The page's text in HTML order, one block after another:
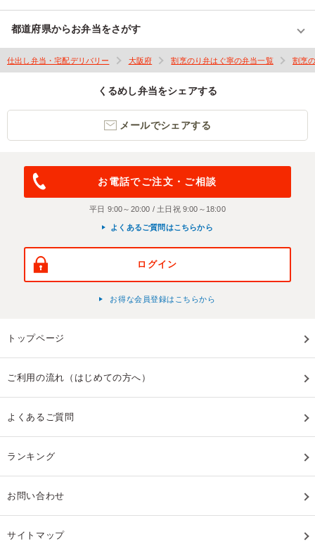
都道府県からお弁当をさがす
仕出し弁当・宅配デリバリー 大阪府 割烹のり弁はぐ寧の弁当一覧 割烹
くるめし弁当をシェアする
メールでシェアする
お電話でご注文・ご相談
平日 9:00～20:00 / 土日祝 9:00～18:00
よくあるご質問はこちらから
ログイン
お得な会員登録はこちらから
トップページ
ご利用の流れ（はじめての方へ）
よくあるご質問
ランキング
お問い合わせ
サイトマップ